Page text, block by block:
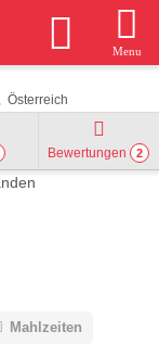
Menu
Österreich
Bewertungen 2
Mahlzeiten